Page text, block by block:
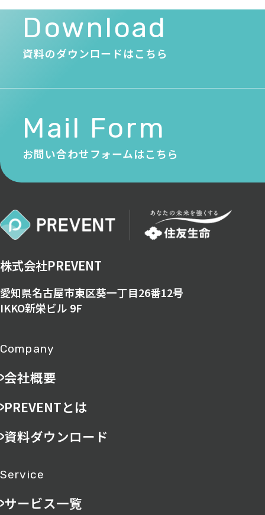
Download
資料のダウンロードはこちら
Mail Form
お問い合わせフォームはこちら
株式会社PREVENT
愛知県名古屋市東区葵一丁目26番12号
IKKO新栄ビル 9F
Company
会社概要
PREVENTとは
資料ダウンロード
Service
サービス一覧